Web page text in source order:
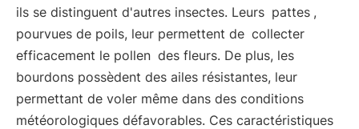
ils se distinguent d'autres insectes. Leurs pattes ,
pourvues de poils, leur permettent de collecter
efficacement le pollen des fleurs. De plus, les
bourdons possèdent des ailes résistantes, leur
permettant de voler même dans des conditions
météorologiques défavorables. Ces caractéristiques